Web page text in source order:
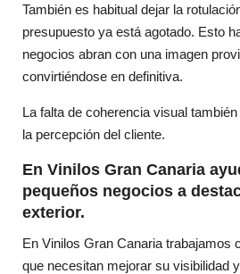
También es habitual dejar la
presupuesto ya está agotado. Esto
negocios abran con una imagen
convirtiéndose en definitiva.
La falta de coherencia visual
la percepción del cliente.
En Vinilos Gran Canaria
pequeños negocios a
exterior.
En Vinilos Gran Canaria trabajamos
que necesitan mejorar su visibilidad